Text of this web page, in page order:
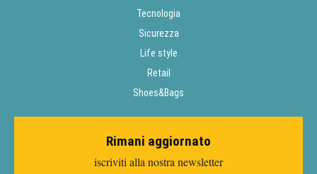
Tecnologia
Sicurezza
Life style
Retail
Shoes&Bags
Rimani aggiornato
iscriviti alla nostra newsletter